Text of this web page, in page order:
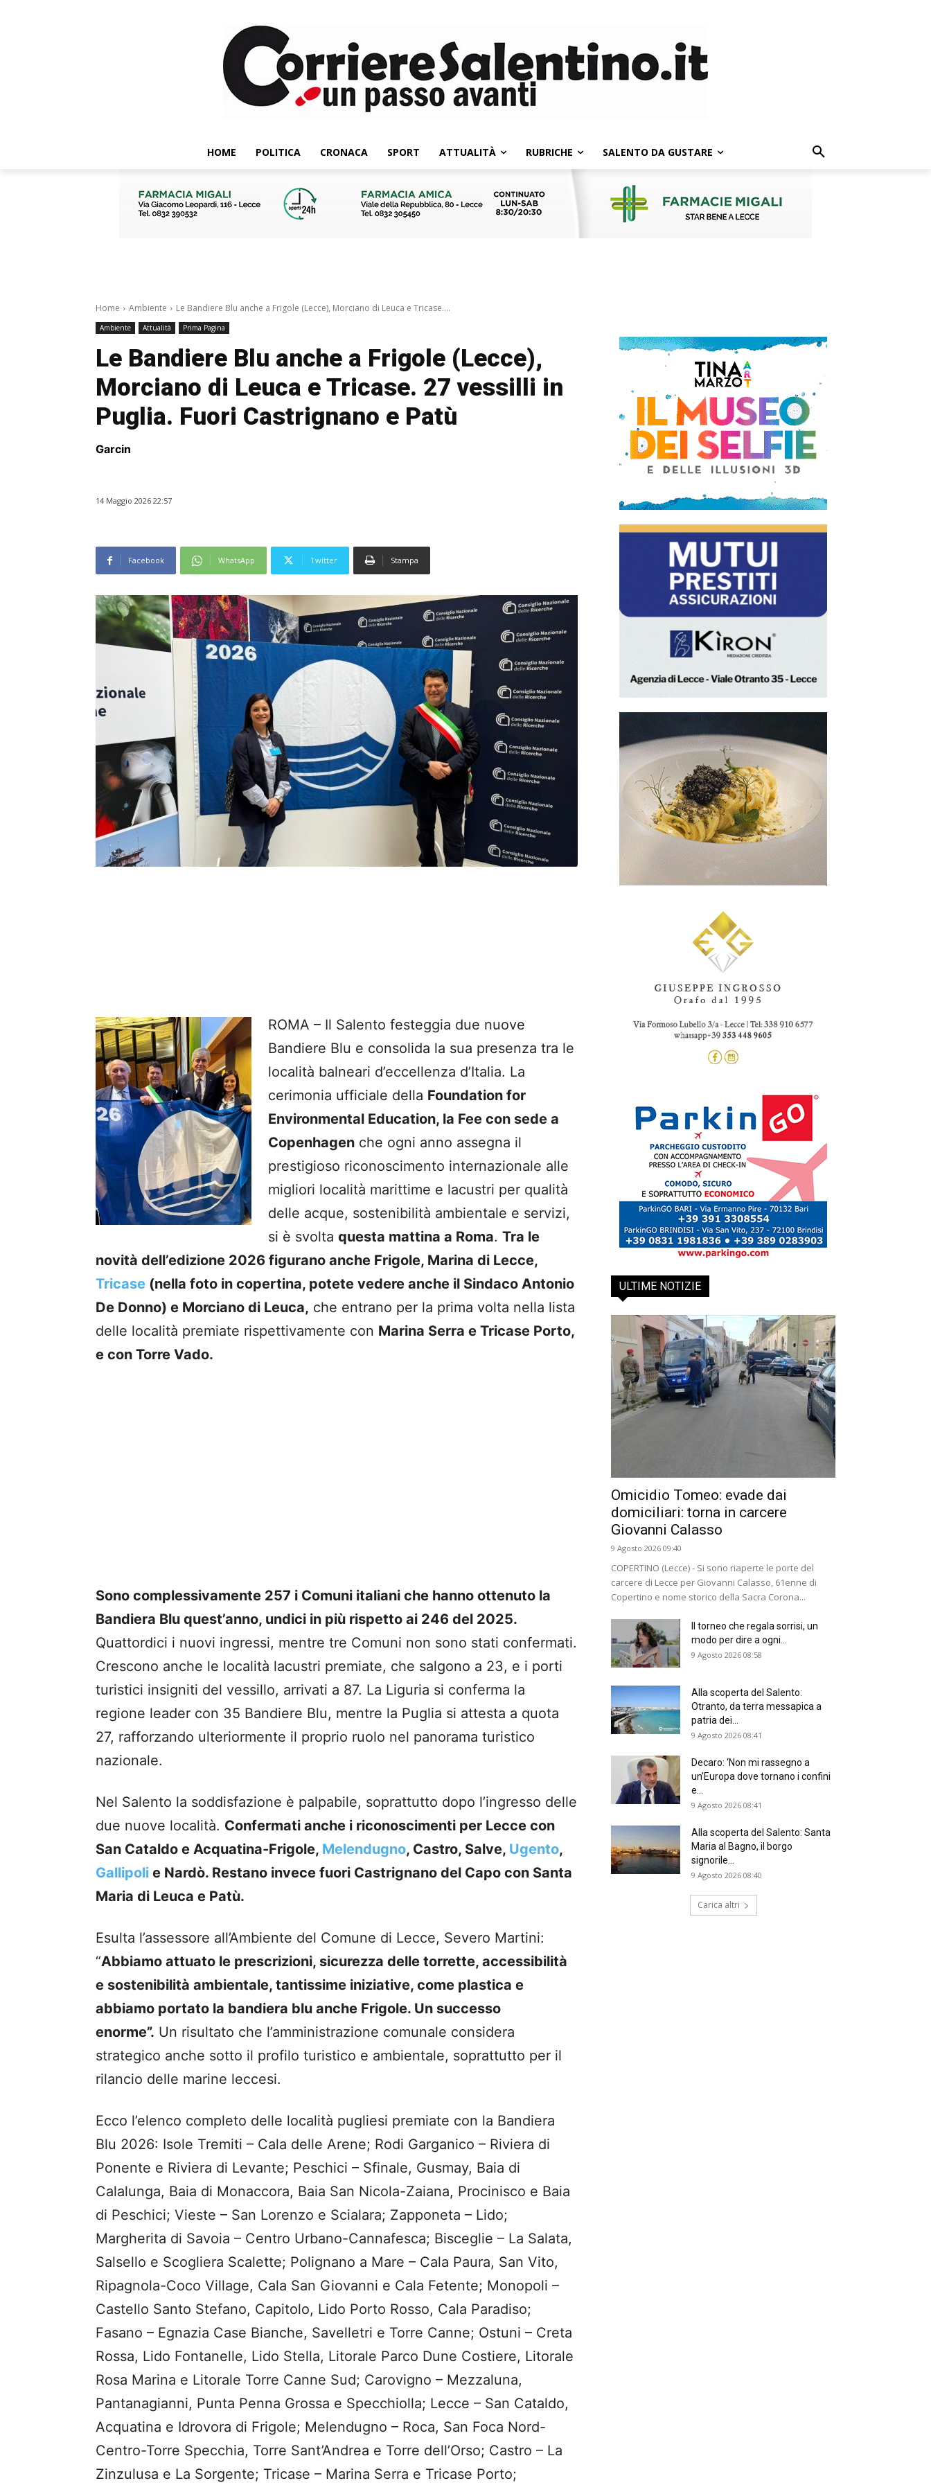
HOME POLITICA CRONACA SPORT ATTUALITÀ RUBRICHE SALENTO DA GUSTARE
Home Ambiente Le Bandiere Blu anche a Frigole (Lecce), Morciano di Leuca e Tricase....
Ambiente Attualità Prima Pagina
Le Bandiere Blu anche a Frigole (Lecce),
Morciano di Leuca e Tricase. 27 vessilli in
Puglia. Fuori Castrignano e Patù
Garcin
14 Maggio 2026 22:57
Facebook WhatsApp Twitter Stampa
ROMA – Il Salento festeggia due nuove
Bandiere Blu e consolida la sua presenza tra le
località balneari d’eccellenza d’Italia. La
cerimonia ufficiale della Foundation for
Environmental Education, la Fee con sede a
Copenhagen che ogni anno assegna il
prestigioso riconoscimento internazionale alle
migliori località marittime e lacustri per qualità
delle acque, sostenibilità ambientale e servizi,
si è svolta questa mattina a Roma. Tra le
novità dell’edizione 2026 figurano anche Frigole, Marina di Lecce,
Tricase (nella foto in copertina, potete vedere anche il Sindaco Antonio
De Donno) e Morciano di Leuca, che entrano per la prima volta nella lista
delle località premiate rispettivamente con Marina Serra e Tricase Porto,
e con Torre Vado.
Sono complessivamente 257 i Comuni italiani che hanno ottenuto la
Bandiera Blu quest’anno, undici in più rispetto ai 246 del 2025.
Quattordici i nuovi ingressi, mentre tre Comuni non sono stati confermati.
Crescono anche le località lacustri premiate, che salgono a 23, e i porti
turistici insigniti del vessillo, arrivati a 87. La Liguria si conferma la
regione leader con 35 Bandiere Blu, mentre la Puglia si attesta a quota
27, rafforzando ulteriormente il proprio ruolo nel panorama turistico
nazionale.
Nel Salento la soddisfazione è palpabile, soprattutto dopo l’ingresso delle
due nuove località. Confermati anche i riconoscimenti per Lecce con
San Cataldo e Acquatina-Frigole, Melendugno, Castro, Salve, Ugento,
Gallipoli e Nardò. Restano invece fuori Castrignano del Capo con Santa
Maria di Leuca e Patù.
Esulta l’assessore all’Ambiente del Comune di Lecce, Severo Martini:
“Abbiamo attuato le prescrizioni, sicurezza delle torrette, accessibilità
e sostenibilità ambientale, tantissime iniziative, come plastica e
abbiamo portato la bandiera blu anche Frigole. Un successo
enorme”. Un risultato che l’amministrazione comunale considera
strategico anche sotto il profilo turistico e ambientale, soprattutto per il
rilancio delle marine leccesi.
Ecco l’elenco completo delle località pugliesi premiate con la Bandiera
Blu 2026: Isole Tremiti – Cala delle Arene; Rodi Garganico – Riviera di
Ponente e Riviera di Levante; Peschici – Sfinale, Gusmay, Baia di
Calalunga, Baia di Monaccora, Baia San Nicola-Zaiana, Procinisco e Baia
di Peschici; Vieste – San Lorenzo e Scialara; Zapponeta – Lido;
Margherita di Savoia – Centro Urbano-Cannafesca; Bisceglie – La Salata,
Salsello e Scogliera Scalette; Polignano a Mare – Cala Paura, San Vito,
Ripagnola-Coco Village, Cala San Giovanni e Cala Fetente; Monopoli –
Castello Santo Stefano, Capitolo, Lido Porto Rosso, Cala Paradiso;
Fasano – Egnazia Case Bianche, Savelletri e Torre Canne; Ostuni – Creta
Rossa, Lido Fontanelle, Lido Stella, Litorale Parco Dune Costiere, Litorale
Rosa Marina e Litorale Torre Canne Sud; Carovigno – Mezzaluna,
Pantanagianni, Punta Penna Grossa e Specchiolla; Lecce – San Cataldo,
Acquatina e Idrovora di Frigole; Melendugno – Roca, San Foca Nord-
Centro-Torre Specchia, Torre Sant’Andrea e Torre dell’Orso; Castro – La
Zinzulusa e La Sorgente; Tricase – Marina Serra e Tricase Porto;
ULTIME NOTIZIE
Omicidio Tomeo: evade dai
domiciliari: torna in carcere
Giovanni Calasso
9 Agosto 2026 09:40
COPERTINO (Lecce) - Si sono riaperte le porte del
carcere di Lecce per Giovanni Calasso, 61enne di
Copertino e nome storico della Sacra Corona...
Il torneo che regala sorrisi, un
modo per dire a ogni...
9 Agosto 2026 08:58
Alla scoperta del Salento:
Otranto, da terra messapica a
patria dei...
9 Agosto 2026 08:41
Decaro: ‘Non mi rassegno a
un’Europa dove tornano i confini
e...
9 Agosto 2026 08:41
Alla scoperta del Salento: Santa
Maria al Bagno, il borgo
signorile...
9 Agosto 2026 08:40
Carica altri